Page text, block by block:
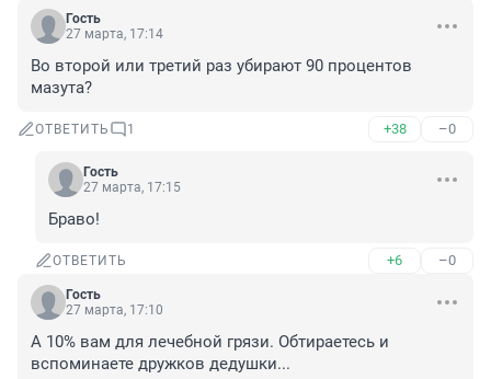
Гость
27 марта, 17:14
Во второй или третий раз убирают 90 процентов
мазута?
ОТВЕТИТЬ 1 +38 –0
Гость
27 марта, 17:15
Браво!
ОТВЕТИТЬ +6 –0
Гость
27 марта, 17:10
А 10% вам для лечебной грязи. Обтираетесь и
вспоминаете дружков дедушки...